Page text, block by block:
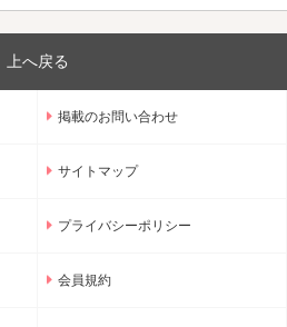
上へ戻る
掲載のお問い合わせ
サイトマップ
プライバシーポリシー
会員規約